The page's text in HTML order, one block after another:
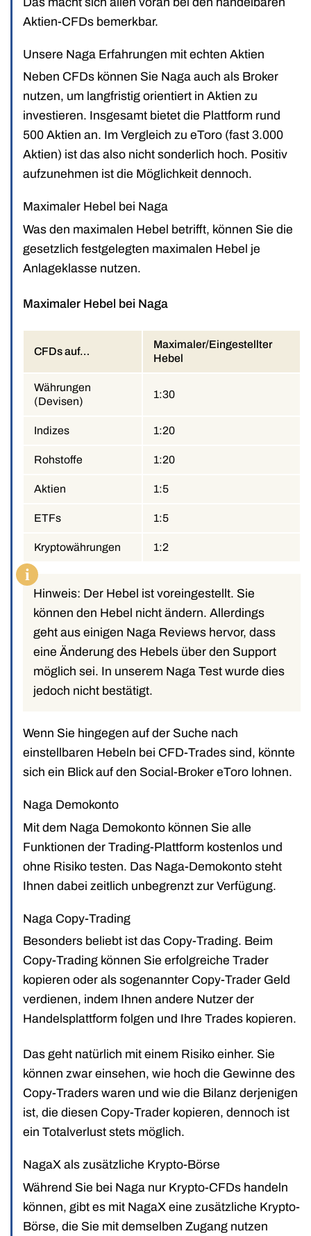
Aktien-CFDs bemerkbar.
Unsere Naga Erfahrungen mit echten Aktien
Neben CFDs können Sie Naga auch als Broker
nutzen, um langfristig orientiert in Aktien zu
investieren. Insgesamt bietet die Plattform rund
500 Aktien an. Im Vergleich zu eToro (fast 3.000
Aktien) ist das also nicht sonderlich hoch. Positiv
aufzunehmen ist die Möglichkeit dennoch.
Maximaler Hebel bei Naga
Was den maximalen Hebel betrifft, können Sie die
gesetzlich festgelegten maximalen Hebel je
Anlageklasse nutzen.
Maximaler Hebel bei Naga
CFDs auf…
Maximaler/Eingestellter
Hebel
Währungen
(Devisen)
1:30
Indizes 1:20
Rohstoffe 1:20
Aktien 1:5
ETFs 1:5
Kryptowährungen 1:2
i
Hinweis: Der Hebel ist voreingestellt. Sie
können den Hebel nicht ändern. Allerdings
geht aus einigen Naga Reviews hervor, dass
eine Änderung des Hebels über den Support
möglich sei. In unserem Naga Test wurde dies
jedoch nicht bestätigt.
Wenn Sie hingegen auf der Suche nach
einstellbaren Hebeln bei CFD-Trades sind, könnte
sich ein Blick auf den Social-Broker eToro lohnen.
Naga Demokonto
Mit dem Naga Demokonto können Sie alle
Funktionen der Trading-Plattform kostenlos und
ohne Risiko testen. Das Naga-Demokonto steht
Ihnen dabei zeitlich unbegrenzt zur Verfügung.
Naga Copy-Trading
Besonders beliebt ist das Copy-Trading. Beim
Copy-Trading können Sie erfolgreiche Trader
kopieren oder als sogenannter Copy-Trader Geld
verdienen, indem Ihnen andere Nutzer der
Handelsplattform folgen und Ihre Trades kopieren.
Das geht natürlich mit einem Risiko einher. Sie
können zwar einsehen, wie hoch die Gewinne des
Copy-Traders waren und wie die Bilanz derjenigen
ist, die diesen Copy-Trader kopieren, dennoch ist
ein Totalverlust stets möglich.
NagaX als zusätzliche Krypto-Börse
Während Sie bei Naga nur Krypto-CFDs handeln
können, gibt es mit NagaX eine zusätzliche Krypto-
Börse, die Sie mit demselben Zugang nutzen